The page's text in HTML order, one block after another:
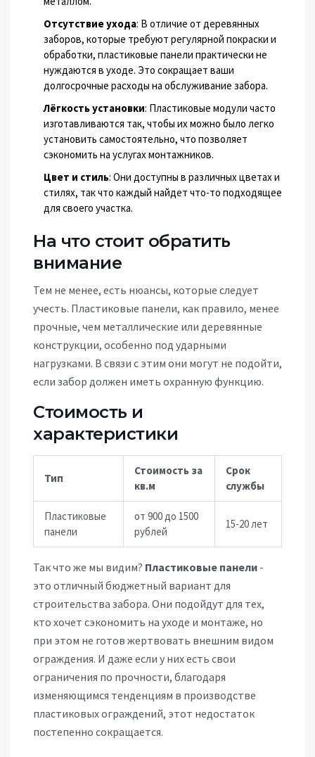
Отсутствие ухода: В отличие от деревянных
заборов, которые требуют регулярной покраски и
обработки, пластиковые панели практически не
нуждаются в уходе. Это сокращает ваши
долгосрочные расходы на обслуживание забора.
Лёгкость установки: Пластиковые модули часто
изготавливаются так, чтобы их можно было легко
установить самостоятельно, что позволяет
сэкономить на услугах монтажников.
Цвет и стиль: Они доступны в различных цветах и
стилях, так что каждый найдет что-то подходящее
для своего участка.
На что стоит обратить
внимание
Тем не менее, есть нюансы, которые следует
учесть. Пластиковые панели, как правило, менее
прочные, чем металлические или деревянные
конструкции, особенно под ударными
нагрузками. В связи с этим они могут не подойти,
если забор должен иметь охранную функцию.
Стоимость и
характеристики
Тип
Стоимость за
кв.м
Срок
службы
Пластиковые
панели
от 900 до 1500
рублей
15-20 лет
Так что же мы видим? Пластиковые панели -
это отличный бюджетный вариант для
строительства забора. Они подойдут для тех,
кто хочет сэкономить на уходе и монтаже, но
при этом не готов жертвовать внешним видом
ограждения. И даже если у них есть свои
ограничения по прочности, благодаря
изменяющимся тенденциям в производстве
пластиковых ограждений, этот недостаток
постепенно сокращается.